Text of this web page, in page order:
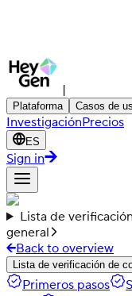
|
Plataforma Casos de
InvestigaciónPrecios
ES
Sign in
Lista de
general
Back to overview
Lista de verificación de
Primeros pasos